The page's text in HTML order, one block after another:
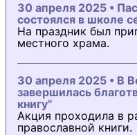
30 апреля 2025 •
состоялся в школе
На праздник был
местного храма.
30 апреля 2025 • В
завершилась
книгу"
Акция проходила в
православной книги.